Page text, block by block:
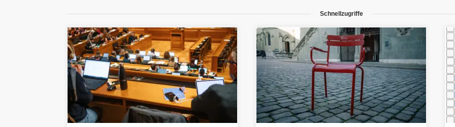
Schnellzugriffe